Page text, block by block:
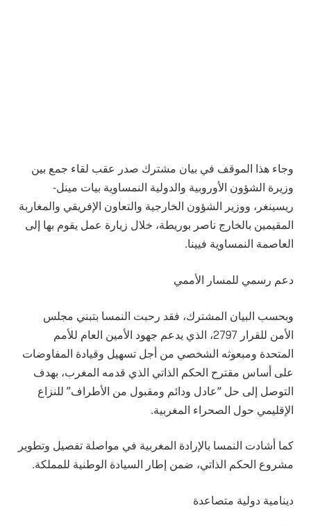
وجاء هذا الموقف في بيان مشترك صدر عقب لقاء جمع بين
وزيرة الشؤون الأوروبية والدولية النمساوية بيات مينل-
ريسينغر، ووزير الشؤون الخارجية والتعاون الإفريقي والمغاربة
المقيمين بالخارج ناصر بوريطة، خلال زيارة عمل يقوم بها إلى
العاصمة النمساوية فيينا.
دعم رسمي للمسار الأممي
وبحسب البيان المشترك، فقد رحبت النمسا بتبني مجلس
الأمن للقرار 2797، الذي يدعم جهود الأمين العام للأمم
المتحدة ومبعوثه الشخصي من أجل تسهيل وقيادة المفاوضات
على أساس مقترح الحكم الذاتي الذي قدمه المغرب، بهدف
التوصل إلى حل “عادل ودائم ومقبول من الأطراف” للنزاع
الإقليمي حول الصحراء المغربية.
كما أشادت النمسا بالإرادة المغربية في مواصلة تفصيل وتطوير
مشروع الحكم الذاتي، ضمن إطار السيادة الوطنية للمملكة.
دينامية دولية متصاعدة